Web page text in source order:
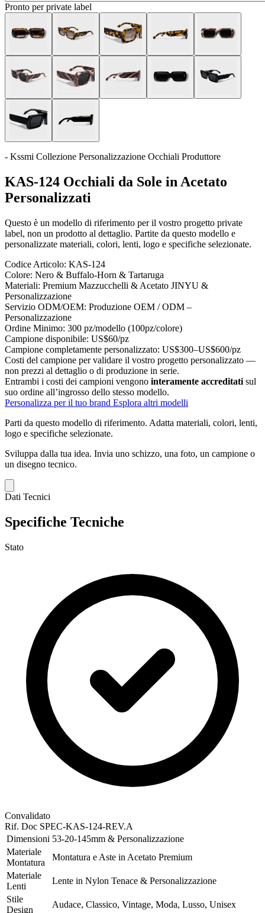
Pronto per private label
- Kssmi Collezione Personalizzazione Occhiali Produttore
KAS-124 Occhiali da Sole in Acetato
Personalizzati
Questo è un modello di riferimento per il vostro progetto private
label, non un prodotto al dettaglio. Partite da questo modello e
personalizzate materiali, colori, lenti, logo e specifiche selezionate.
Codice Articolo: KAS-124
Colore: Nero & Buffalo-Horn & Tartaruga
Materiali: Premium Mazzucchelli & Acetato JINYU &
Personalizzazione
Servizio ODM/OEM: Produzione OEM / ODM –
Personalizzazione
Ordine Minimo: 300 pz/modello (100pz/colore)
Campione disponibile: US$60/pz
Campione completamente personalizzato: US$300–US$600/pz
Costi del campione per validare il vostro progetto personalizzato —
non prezzi al dettaglio o di produzione in serie.
Entrambi i costi dei campioni vengono interamente accreditati sul
suo ordine all’ingrosso dello stesso modello.
Personalizza per il tuo brand Esplora altri modelli
Parti da questo modello di riferimento. Adatta materiali, colori, lenti,
logo e specifiche selezionate.
Sviluppa dalla tua idea. Invia uno schizzo, una foto, un campione o
un disegno tecnico.
Dati Tecnici
Specifiche Tecniche
Stato
Convalidato
Rif. Doc SPEC-KAS-124-REV.A
Dimensioni 53-20-145mm & Personalizzazione
Materiale
Montatura
Montatura e Aste in Acetato Premium
Materiale
Lenti
Lente in Nylon Tenace & Personalizzazione
Stile
Design
Audace, Classico, Vintage, Moda, Lusso, Unisex